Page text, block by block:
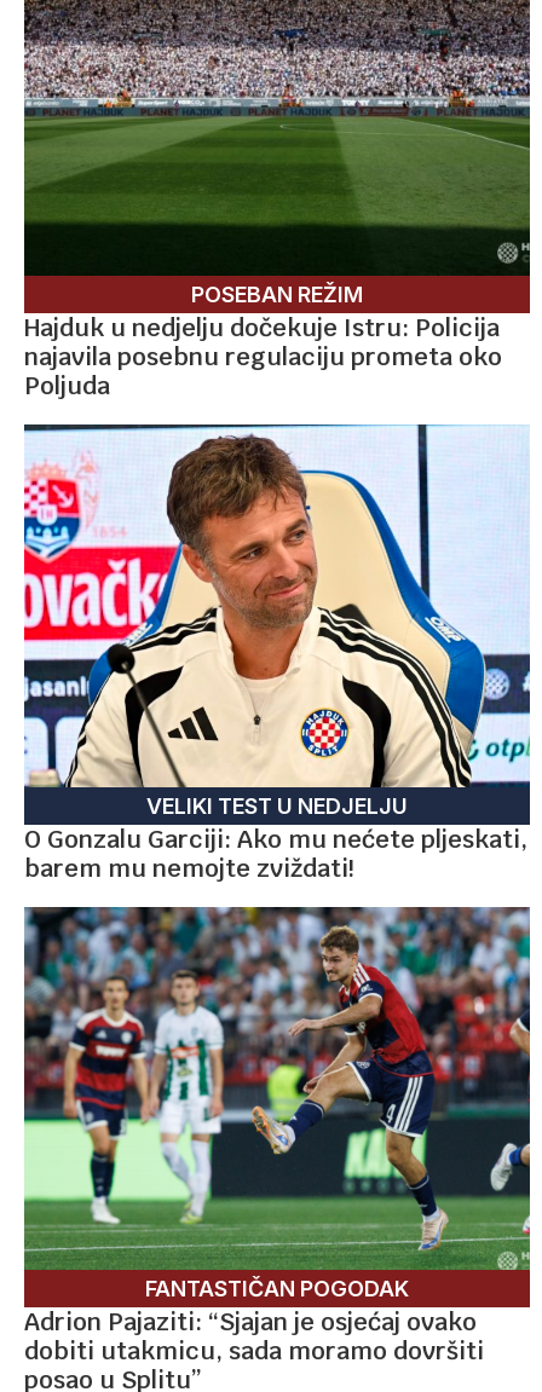
POSEBAN REŽIM
Hajduk u nedjelju dočekuje Istru: Policija
najavila posebnu regulaciju prometa oko
Poljuda
VELIKI TEST U NEDJELJU
O Gonzalu Garciji: Ako mu nećete pljeskati,
barem mu nemojte zviždati!
FANTASTIČAN POGODAK
Adrion Pajaziti: “Sjajan je osjećaj ovako
dobiti utakmicu, sada moramo dovršiti
posao u Splitu”